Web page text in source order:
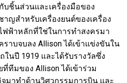
บชิ้นส่วนและเครื่องมือของ
าญสำหรับเครื่องยนต์ของเครื่อง
ฟฟ้าหลักที่ใช่ในการทำสงครมา
าบจบลง Allison ได้เข้าแข่งขันใน
ในปี 1919 และได้รับรางวัลซึ่ง
ทีมของ Allison ได้เข้าร่วม
จมาทำด้านวิศวกรรมการบิน และ